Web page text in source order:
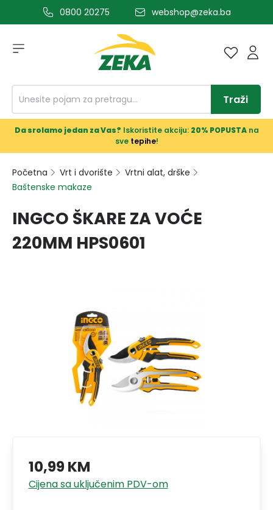
glavni sadržaj0800 20275 webshop@zeka.ba
Traži
Da srolamo jedan za Vas? Iskoristite akciju: 20% POPUSTAna
sve tepihe!
Početna Vrt i dvorište
Vrtni alat, drške
Baštenske makaze
INGCO ŠKARE ZA VOĆE
220MM HPS0601
10,99 KM
Cijena sa uključenim PDV-om